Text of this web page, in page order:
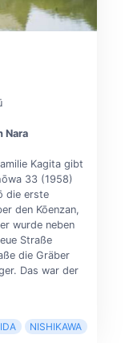
Nara
Kagita gibt
33 (1958)
die erste
den Kōenzan,
wurde neben
Straße
die Gräber
Das war der
NISHIKAWA